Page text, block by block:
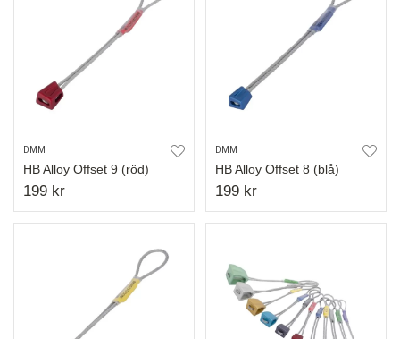
DMM
HB Alloy Offset 9 (röd)
199 kr
DMM
HB Alloy Offset 8 (blå)
199 kr